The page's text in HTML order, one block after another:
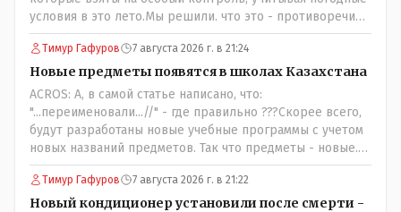
условия в это лето.Мы решили. что это - противоречие.
Вы считаете иначе?Ну тут противоречия нет. Этот
комментарий прозвучал на следующий день после
трагедии, то есть 29 июля, когда спешно установили и
воду, и новые кондиционеры, и впервые поставили
температурный режим на контроль. То есть первая
часть - информация до трагедии, вторая часть -
информация после трагедии, когда все уже было
Тимур Гафуров 7 августа 2026 г. в 21:24
Новые предметы появятся в школах Казахстана
ACROS: А, в самой статье написано, что:
"...переименовали...//" - где правильно ???Скорее всего,
будут разработаны новые учебные программы с учетом
новых названий предметов. Так что предметы - новые.
Хоть и переименованные)
Тимур Гафуров 7 августа 2026 г. в 21:22
Новый кондиционер установили после смерти -